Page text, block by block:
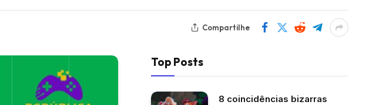
Compartilhe
Top Posts
8 coincidências bizarras